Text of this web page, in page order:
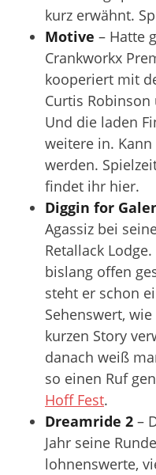
kurz erwähnt.
Motive – Hatte
Crankworkx
kooperiert mit
Curtis
Und die laden
weitere in.
werden.
findet ihr hier.
Diggin for
Agassiz bei
Retallack
bislang offen
steht er schon
Sehenswert,
kurzen Story
danach weiß
so einen Ruf
Hoff Fest.
Dreamride 2 –
Jahr seine
lohnenswerte,